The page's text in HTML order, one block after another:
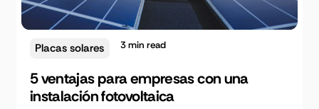
Placas solares 3min read
5 ventajas para empresas con una
instalación fotovoltaica